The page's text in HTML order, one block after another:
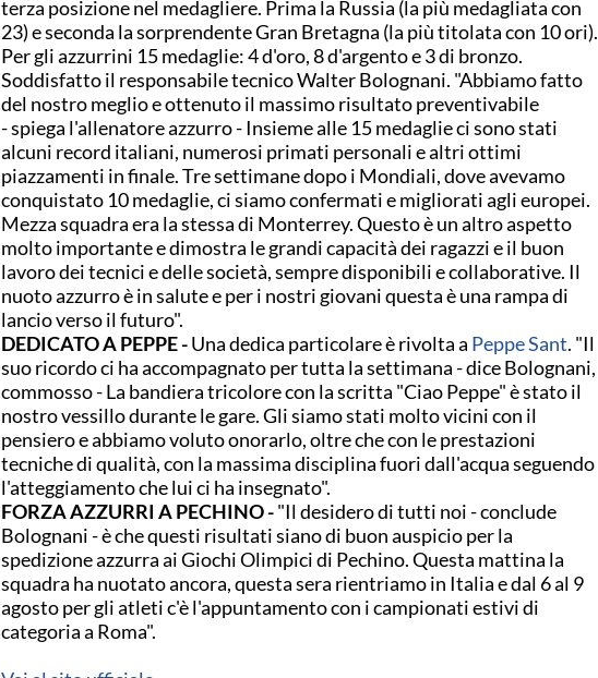
terza posizione nel medagliere. Prima la Russia (la più medagliata con
23) e seconda la sorprendente Gran Bretagna (la più titolata con 10 ori).
Per gli azzurrini 15 medaglie: 4 d'oro, 8 d'argento e 3 di bronzo.
Soddisfatto il responsabile tecnico Walter Bolognani. "Abbiamo fatto
del nostro meglio e ottenuto il massimo risultato preventivabile
- spiega l'allenatore azzurro - Insieme alle 15 medaglie ci sono stati
alcuni record italiani, numerosi primati personali e altri ottimi
piazzamenti in finale. Tre settimane dopo i Mondiali, dove avevamo
conquistato 10 medaglie, ci siamo confermati e migliorati agli europei.
Mezza squadra era la stessa di Monterrey. Questo è un altro aspetto
molto importante e dimostra le grandi capacità dei ragazzi e il buon
lavoro dei tecnici e delle società, sempre disponibili e collaborative. Il
nuoto azzurro è in salute e per i nostri giovani questa è una rampa di
lancio verso il futuro".
DEDICATO A PEPPE -Una dedica particolare è rivolta a Peppe Sant. "Il
suo ricordo ci ha accompagnato per tutta la settimana - dice Bolognani,
commosso - La bandiera tricolore con la scritta "Ciao Peppe" è stato il
nostro vessillo durante le gare. Gli siamo stati molto vicini con il
pensiero e abbiamo voluto onorarlo, oltre che con le prestazioni
tecniche di qualità, con la massima disciplina fuori dall'acqua seguendo
l'atteggiamento che lui ci ha insegnato".
FORZA AZZURRI A PECHINO -"Il desidero di tutti noi - conclude
Bolognani - è che questi risultati siano di buon auspicio per la
spedizione azzurra ai Giochi Olimpici di Pechino. Questa mattina la
squadra ha nuotato ancora, questa sera rientriamo in Italia e dal 6 al 9
agosto per gli atleti c'è l'appuntamento con i campionati estivi di
categoria a Roma".